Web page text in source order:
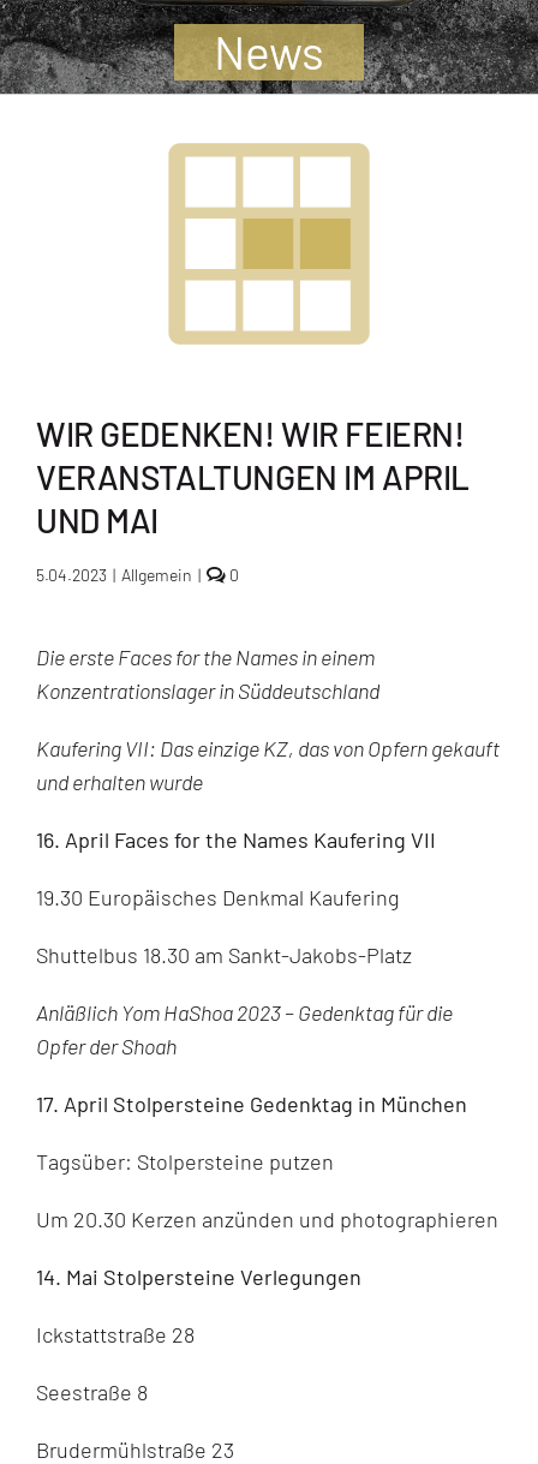
Jugendliche
Unterstützen
News
WIR GEDENKEN! WIR FEIERN!
VERANSTALTUNGEN IM APRIL
UND MAI
5.04.2023 | Allgemein | 0comments
Wir
Veranstaltungen
und
Die erste Faces for the Names in einem
Konzentrationslager in Süddeutschland
Kaufering VII: Das einzige KZ, das von Opfern gekauft
und erhalten wurde
16. April Faces for the Names Kaufering VII
19.30 Europäisches Denkmal Kaufering
Shuttelbus 18.30 am Sankt-Jakobs-Platz
Anläßlich Yom HaShoa 2023 – Gedenktag für die
Opfer der Shoah
17. April Stolpersteine Gedenktag in München
Tagsüber: Stolpersteine putzen
Um 20.30 Kerzen anzünden und photographieren
14. Mai Stolpersteine Verlegungen
Ickstattstraße 28
Seestraße 8
Brudermühlstraße 23